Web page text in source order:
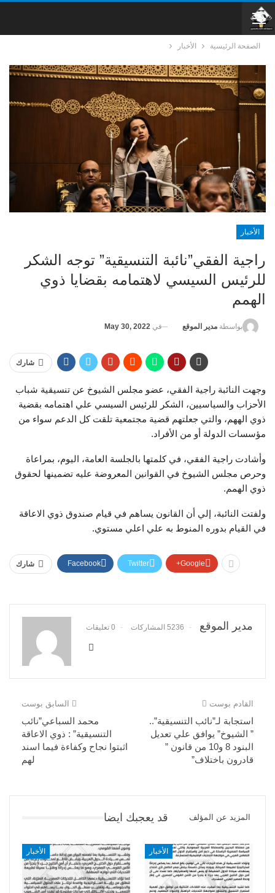
الصفحة الرئيسية الأخبار
الأخبار
راجية الفقي”نائبة التنسيقية” توجه الشكر
للرئيس السيسي لاهتمامه بقضايا ذوي
الهمم
بواسطة مدير الموقع في May 30, 2022
شارك
وجهت النائبة راجية الفقي، عضو مجلس الشيوخ عن تنسيقية شباب
الأحزاب والسياسيين، الشكر للرئيس السيسي علي اهتمامه بقضية
ذوي الههم، والتي جعلتهم قضية مجتمعية تلقت كل الدعم سواء من
مؤسسات الدولة أو من الأفراد.
وأشادت راجية الفقي، في كلمتها بالجلسة العامة، اليوم، بمراعاة
وحرص مجلس الشيوخ في القوانين المعروضة عليه تضمينها لحقوق
ذوي الهمم.
ولفتت النائبة، إلي أن القانون يساهم في قيام صندوق ذوي الاعاقة
في القيام بدوره المنوط به علي اعلي مستوي.
شارك Facebook Twitter Google+
مدير الموقع 5236 المشاركات 0 تعليقات
السابق بوست
محمد السباعي”نائب
التنسيقية” : ذوي الاعاقة
اثبتوا نجاح وكفاءة فيما اسند
لهم
القادم بوست
استجابة لـ”نائب التنسيقية”..
” الشيوخ” يوافق علي تعديل
البنود 8 و10 من قانون ”
قادرون باختلاف”
قد يعجبك ايضا المزيد عن المؤلف
الأخبار الأخبار